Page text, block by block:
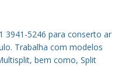
3941-5246 para conserto ar
Trabalha com modelos
bem como, Split